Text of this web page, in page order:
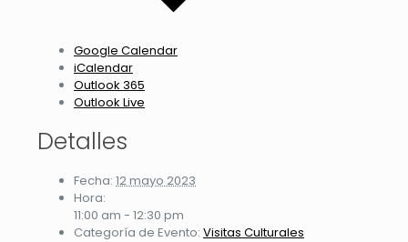
Google Calendar
iCalendar
Outlook 365
Outlook Live
Detalles
Fecha: 12 mayo 2023
Hora:
11:00 am - 12:30 pm
Categoría de Evento: Visitas Culturales